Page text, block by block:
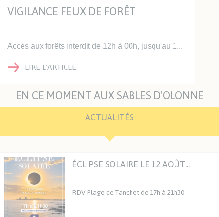
VIGILANCE FEUX DE FORÊT
Accès aux forêts interdit de 12h à 00h, jusqu'au 1...
LIRE L'ARTICLE
EN CE MOMENT AUX SABLES D'OLONNE
ACTUALITÉS
ÉCLIPSE SOLAIRE LE 12 AOÛT...
RDV Plage de Tanchet de 17h à 21h30